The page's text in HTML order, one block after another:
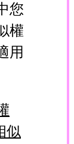
您
權
用
似